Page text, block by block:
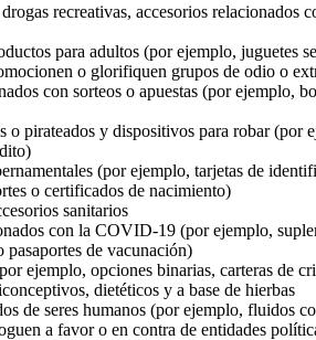
recreativas, accesorios relacionados
para adultos (por ejemplo, juguetes
o glorifiquen grupos de odio o
con sorteos o apuestas (por ejemplo,
o pirateados y dispositivos para robar (por
(por ejemplo, tarjetas de
o certificados de nacimiento)
sanitarios
con la COVID‑19 (por ejemplo,
pasaportes de vacunación)
ejemplo, opciones binarias, carteras de
dietéticos y a base de hierbas
de seres humanos (por ejemplo, fluidos
a favor o en contra de entidades